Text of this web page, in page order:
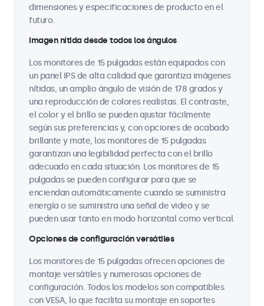
dimensiones y especificaciones de producto en el
futuro.
Imagen nítida desde todos los ángulos
Los monitores de 15 pulgadas están equipados con
un panel IPS de alta calidad que garantiza imágenes
nítidas, un amplio ángulo de visión de 178 grados y
una reproducción de colores realistas. El contraste,
el color y el brillo se pueden ajustar fácilmente
según sus preferencias y, con opciones de acabado
brillante y mate, los monitores de 15 pulgadas
garantizan una legibilidad perfecta con el brillo
adecuado en cada situación. Los monitores de 15
pulgadas se pueden configurar para que se
enciendan automáticamente cuando se suministra
energía o se suministra una señal de video y se
pueden usar tanto en modo horizontal como vertical.
Opciones de configuración versátiles
Los monitores de 15 pulgadas ofrecen opciones de
montaje versátiles y numerosas opciones de
configuración. Todos los modelos son compatibles
con VESA, lo que facilita su montaje en soportes